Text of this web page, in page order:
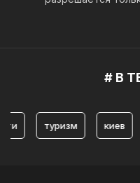
# В
туризм киев